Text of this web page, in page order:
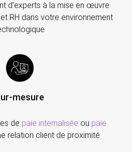
d’experts à la mise en œuvre
RH dans votre environnement
mesure
de paie internalisée ou paie
relation client de proximité